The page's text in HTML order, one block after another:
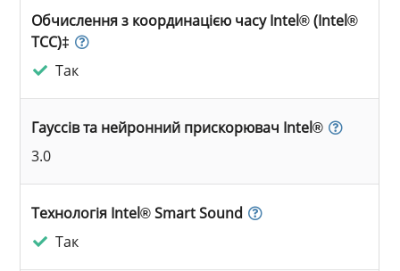
Обчислення з координацією часу Intel® (Intel®
TCC)‡
Так
Гауссів та нейронний прискорювач Intel®
3.0
Технологія Intel® Smart Sound
Так